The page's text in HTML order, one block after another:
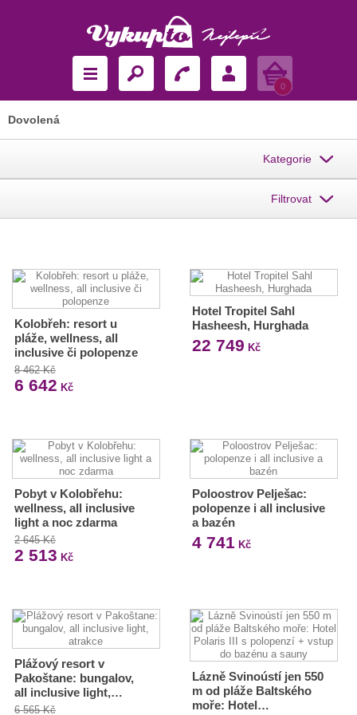
Košík
0
Dovolená
Kategorie
Filtrovat
Kolobřeh: resort u
pláže, wellness, all
inclusive či polopenze
8 462 Kč
6 642 Kč
Hotel Tropitel Sahl
Hasheesh, Hurghada
22 749 Kč
Pobyt v Kolobřehu:
wellness, all inclusive
light a noc zdarma
2 645 Kč
2 513 Kč
Poloostrov Pelješac:
polopenze i all inclusive
a bazén
4 741 Kč
Plážový resort v
Pakoštane: bungalov,
all inclusive light,…
6 565 Kč
Lázně Svinoústí jen 550
m od pláže Baltského
moře: Hotel…